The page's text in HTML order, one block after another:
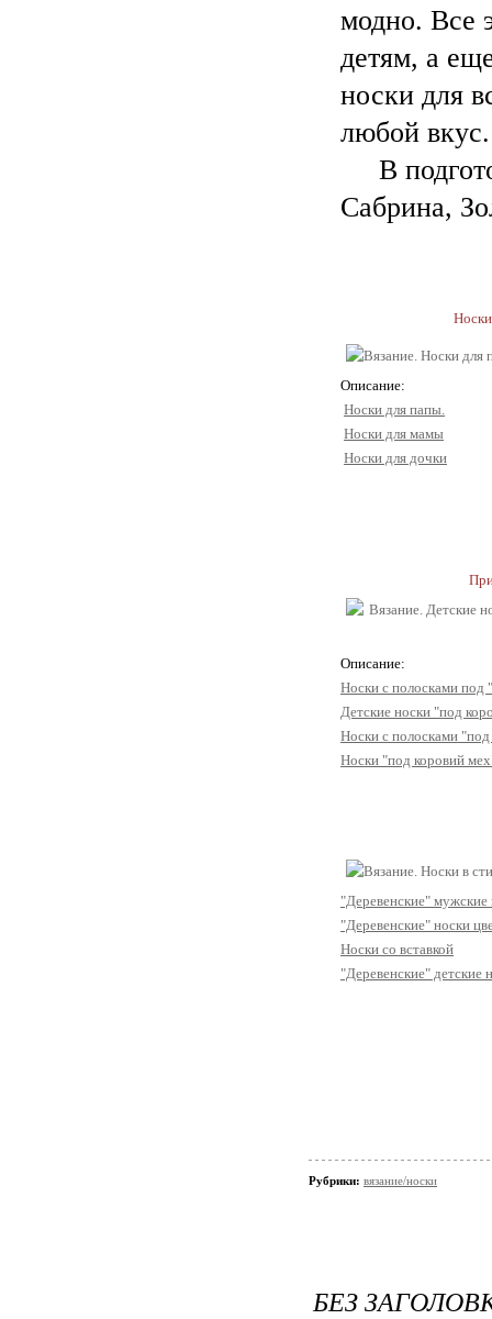
модно. Все
детям, а
носки для
любой вкус.
В
Сабрина,
Описание:
Носки для папы.
Носки для мамы
Носки для дочки
Описание:
Носки с полосками под
Детские носки "под
Носки с полосками "под
Носки "под коровий
"Деревенские" мужские
"Деревенские" носки
Носки со вставкой
"Деревенские" детские
Рубрики: вязание/носки
БЕЗ